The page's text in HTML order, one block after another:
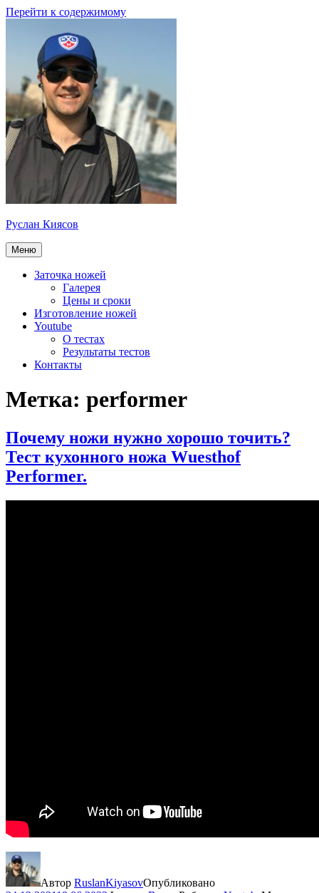
Перейти к содержимому
Руслан Киясов
Меню
Заточка ножей
Галерея
Цены и сроки
Изготовление ножей
Youtube
О тестах
Результаты тестов
Контакты
Метка: performer
Почему ножи нужно хорошо точить?
Тест кухонного ножа Wuesthof
Performer.
Автор RuslanKiyasovОпубликовано